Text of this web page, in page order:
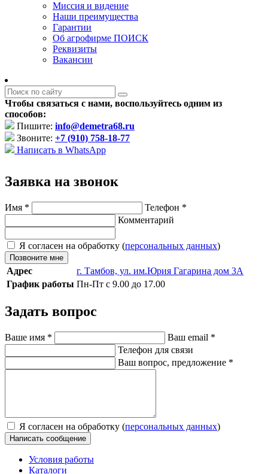
Миссия и видение
Наши преимущества
Гарантии
Об агрофирме ПОИСК
Реквизиты
Вакансии
Чтобы связаться с нами, воспользуйтесь одним из
способов:
Пишите: info@demetra68.ru
Звоните: +7 (910) 758-18-77
Написать в WhatsApp
Заявка на звонок
Имя * Телефон *
Комментарий
Я согласен на обработку (персональных данных)
Позвоните мне
Адрес
г. Тамбов, ул. им.Юрия Гагарина дом 3А
График работы Пн-Пт с 9.00 до 17.00
Задать вопрос
Ваше имя * Ваш email *
Телефон для связи
Ваш вопрос, предложение *
Я согласен на обработку (персональных данных)
Написать сообщение
Условия работы
Каталоги